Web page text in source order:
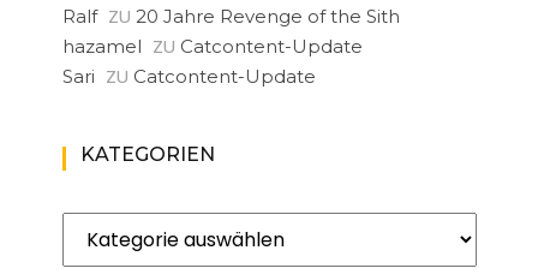
Ralf ZU 20 Jahre Revenge of the Sith
hazamel ZU Catcontent-Update
Sari ZU Catcontent-Update
KATEGORIEN
Kategorien